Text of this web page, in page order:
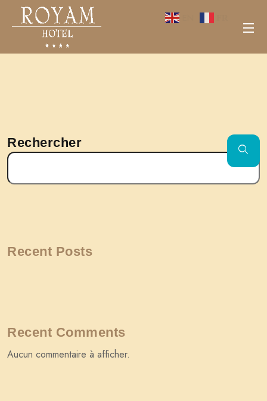
30 juillet 2025
Rechercher
Recent Posts
Recent Comments
Aucun commentaire à afficher.